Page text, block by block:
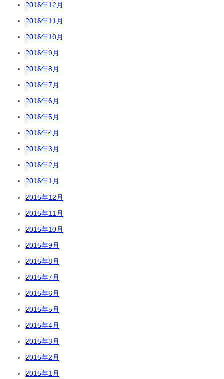
2016年12月
2016年11月
2016年10月
2016年9月
2016年8月
2016年7月
2016年6月
2016年5月
2016年4月
2016年3月
2016年2月
2016年1月
2015年12月
2015年11月
2015年10月
2015年9月
2015年8月
2015年7月
2015年6月
2015年5月
2015年4月
2015年3月
2015年2月
2015年1月